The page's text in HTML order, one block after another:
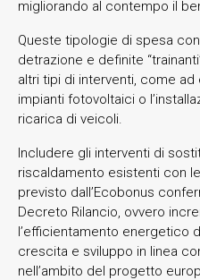
migliorando al contempo il
Queste tipologie di spesa
detrazione e definite
altri tipi di interventi, come
impianti fotovoltaici o
ricarica di veicoli.
Includere gli interventi di
riscaldamento esistenti con
previsto dall’Ecobonus
Decreto Rilancio, ovvero
l’efficientamento energetico
crescita e sviluppo in linea
nell’ambito del progetto